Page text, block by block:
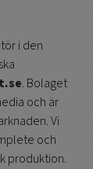
i den
. Bolaget
och är
Vi
och
produktion.